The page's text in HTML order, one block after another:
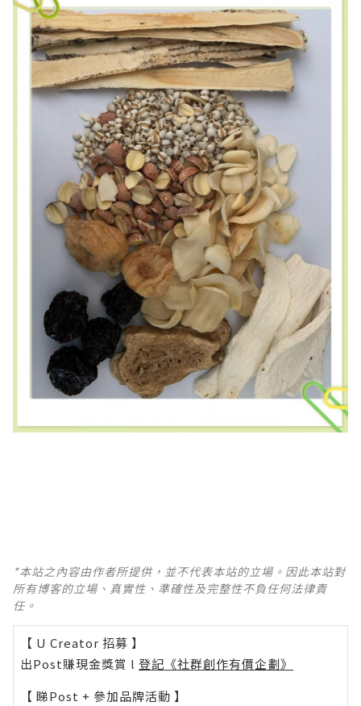
*本站之內容由作者所提供，並不代表本站的立場。因此本站對
所有博客的立場、真實性、準確性及完整性不負任何法律責
任。
【 U Creator 招募 】
出Post賺現金獎賞 l 登記《社群創作有價企劃》
【 睇Post + 參加品牌活動 】